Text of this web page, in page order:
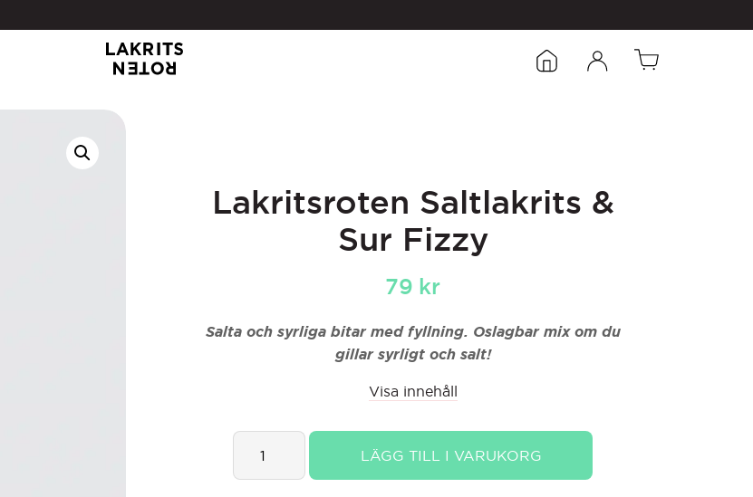
Lakritsroten Saltlakrits &
Sur Fizzy
79 kr
Salta och syrliga bitar med fyllning. Oslagbar mix om du
gillar syrligt och salt!
Visa innehåll
Lakritsroten
Saltlakrits
&
LÄGG TILL I VARUKORG